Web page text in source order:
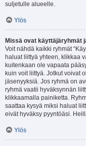
suljetulle alueelle.
Ylös
Missä ovat käyttäjäryhmät
Voit nähdä kaikki ryhmät
haluat liittyä yhteen, klikkaa
kuitenkaan ole vapaata
kuin voit liittyä. Jotkut voivat
jäsenyyksiä. Jos ryhmä on
ryhmä vaatii hyväksynnän
klikkaamalla painiketta.
saattaa kysyä miksi haluat
eivät hyväksy pyyntöäsi.
Ylös